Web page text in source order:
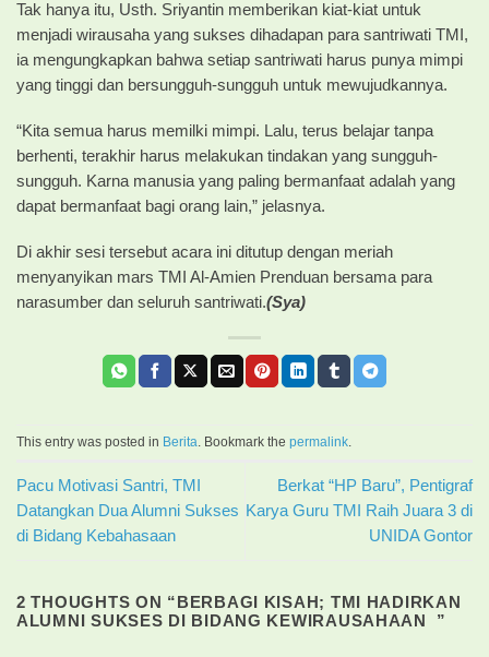
Tak hanya itu, Usth. Sriyantin memberikan kiat-kiat untuk
menjadi wirausaha yang sukses dihadapan para santriwati TMI,
ia mengungkapkan bahwa setiap santriwati harus punya mimpi
yang tinggi dan bersungguh-sungguh untuk mewujudkannya.
“Kita semua harus memilki mimpi. Lalu, terus belajar tanpa
berhenti, terakhir harus melakukan tindakan yang sungguh-
sungguh. Karna manusia yang paling bermanfaat adalah yang
dapat bermanfaat bagi orang lain,” jelasnya.
Di akhir sesi tersebut acara ini ditutup dengan meriah
menyanyikan mars TMI Al-Amien Prenduan bersama para
narasumber dan seluruh santriwati.(Sya)
This entry was posted in Berita . Bookmark the permalink
Pacu Motivasi Santri, TMI
Datangkan Dua Alumni Sukses
di Bidang Kebahasaan
Berkat “HP Baru”, Pentigraf
Karya Guru TMI Raih Juara 3 di
UNIDA Gontor
2 THOUGHTS ON “ BERBAGI KISAH; TMI HADIRKAN
ALUMNI SUKSES DI BIDANG KEWIRAUSAHAAN ”